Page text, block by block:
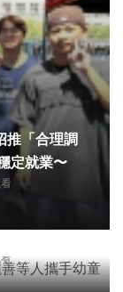
推「合理調
定就業〜